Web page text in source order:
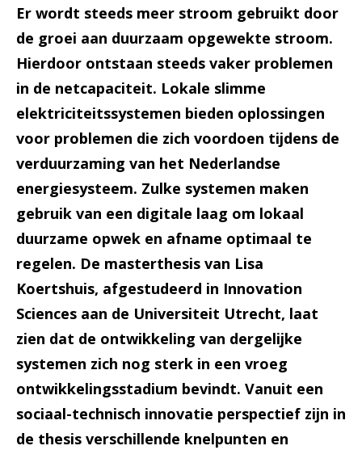
Er wordt steeds meer stroom gebruikt door
de groei aan duurzaam opgewekte stroom.
Hierdoor ontstaan steeds vaker problemen
in de netcapaciteit. Lokale slimme
elektriciteitssystemen bieden oplossingen
voor problemen die zich voordoen tijdens de
verduurzaming van het Nederlandse
energiesysteem. Zulke systemen maken
gebruik van een digitale laag om lokaal
duurzame opwek en afname optimaal te
regelen. De masterthesis van Lisa
Koertshuis, afgestudeerd in Innovation
Sciences aan de Universiteit Utrecht, laat
zien dat de ontwikkeling van dergelijke
systemen zich nog sterk in een vroeg
ontwikkelingsstadium bevindt. Vanuit een
sociaal-technisch innovatie perspectief zijn in
de thesis verschillende knelpunten en